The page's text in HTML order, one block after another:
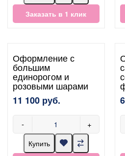
Заказать в 1 клик
Оформление с
большим
единорогом и
розовыми шарами
11 100 руб.
- +
Купить